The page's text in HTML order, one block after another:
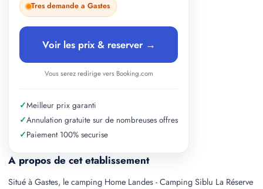
A propos de cet etablissement
Situé à Gastes, le camping Home Landes - Camping Siblu La Réserve
Tres demande a Gastes
Voir les prix & reserver →
Vous serez redirige vers Booking.com
✓Meilleur prix garanti
✓Annulation gratuite sur de nombreuses offres
✓Paiement 100% securise